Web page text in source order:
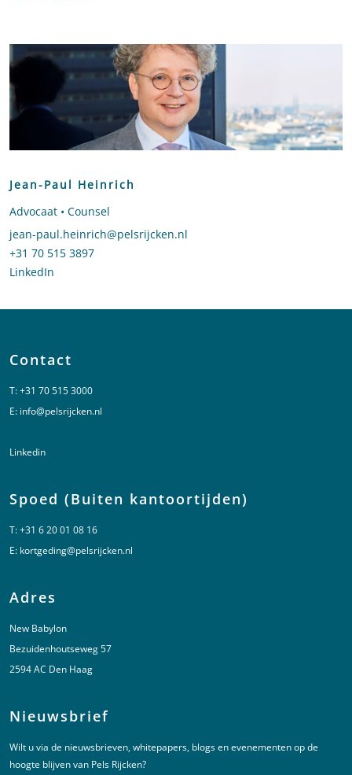
Jean-Paul Heinrich
Advocaat • Counsel
Stuur een e-mail naar Jean-Paul Heinrich
jean-paul.heinrich@pelsrijcken.nl
Bel naar Jean-Paul Heinrich
+31 70 515 3897
LinkedIn
Contact
T:+31 70 515 3000
E: info@pelsrijcken.nl
Linkedin
Spoed (Buiten kantoortijden)
T:+31 6 20 01 08 16
E: kortgeding@pelsrijcken.nl
Adres
New Babylon
Bezuidenhoutseweg 57
2594 AC Den Haag
Nieuwsbrief
Wilt u via de nieuwsbrieven, whitepapers, blogs en evenementen op de
hoogte blijven van Pels Rijcken?